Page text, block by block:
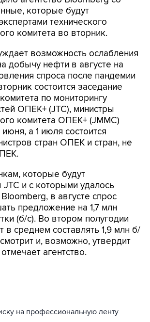
которые будут
технического
комитета во вторник.
возможность ослабления
добычу нефти в августе на
спроса после пандемии
состоится заседание
по мониторингу
ОПЕК+ (JTC), министры
комитета ОПЕК+ (JMMC)
а 1 июля состоится
стран ОПЕК и стран, не
которые будут
и с которыми удалось
в августе спрос
предложение на 1,7 млн
(б/с). Во втором полугодии
в среднем составлять 1,9 млн б/
и, возможно, утвердит
агентство.
на профессиональную ленту